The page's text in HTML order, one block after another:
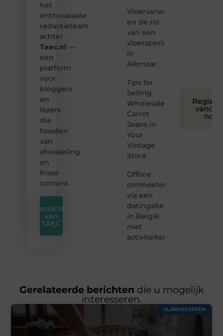
het
enthousiaste
redactieteam
achter
Taec.nl —
een
platform
voor
bloggers
en
lezers
die
houden
van
afwisseling
en
frisse
content.
Redactie
van
TAEC
Vloerverwarming
en de rol
van een
vloerspecialist
in
Alkmaar
Tips for
Selling
Wholesale
Carrot
Jeans in
Your
Vintage
Store
Offline
ontmoeten
via een
datingsite
in België
met
activiteiten
nog
Gerelateerde berichten die u mogelijk
interesseren.
ALARMSYSTEEM